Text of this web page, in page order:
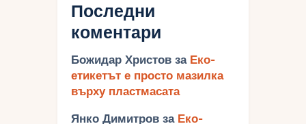
Последни
коментари
Божидар Христов за Еко-
етикетът е просто мазилка
върху пластмасата
Янко Димитров за Еко-